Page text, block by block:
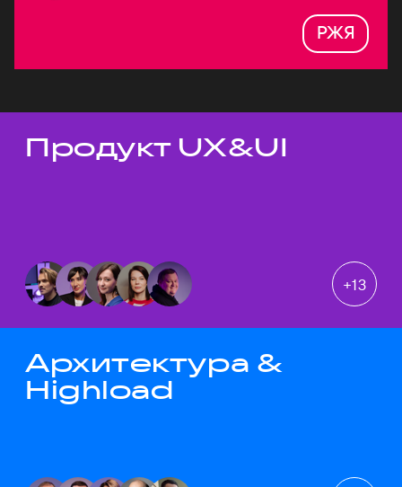
РЖЯ
Темы докладов
Продукт UX&UI
+13
Архитектура &
Highload